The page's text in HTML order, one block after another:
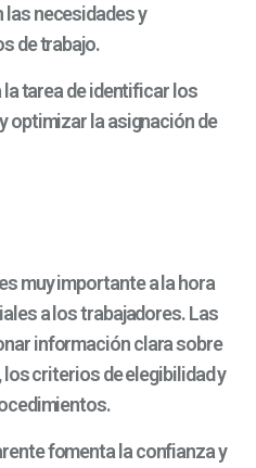
necesidades y
de trabajo.
tarea de identificar los
optimizar la asignación de
muy importante a la hora
a los trabajadores. Las
información clara sobre
criterios de elegibilidad y
fomenta la confianza y